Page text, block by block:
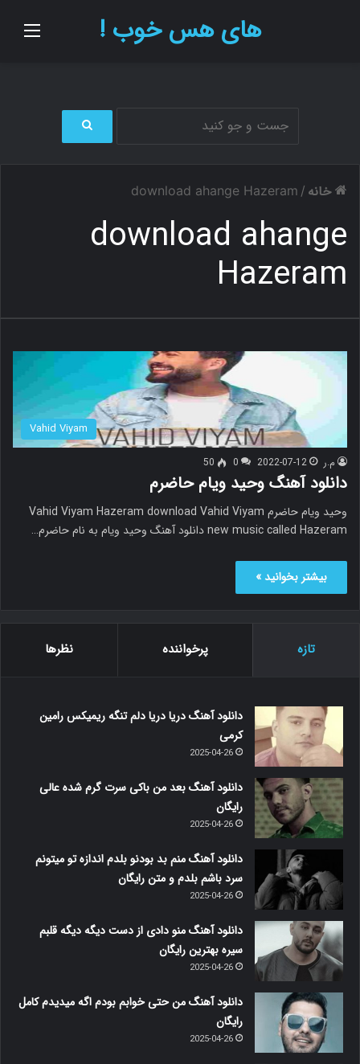
های هس خوب !
ج
خانه /
download ahange Hazeram
download ahange
Hazeram
Vahid Viyam
م.ر 2022-07-12
0
50
دانلود آهنگ وحید ویام حاضرم
وحید ویام حاضرم Vahid Viyam Hazeram download Vahid Viyam
new music called Hazeram دانلود آهنگ وحید ویام به نام حاضرم…
بیشتر بخوانید »
تازه پرخواننده نظرها
دانلود آهنگ دریا دریا دلم تنگه ریمیکس رامین
کرمی
2025-04-26
دانلود آهنگ بعد من باکی سرت گرم شده عالی
رایگان
2025-04-26
دانلود آهنگ منم بد بودنو بلدم اندازه تو میتونم
سرد باشم بلدم و متن رایگان
2025-04-26
دانلود آهنگ منو دادی از دست دیگه دیگه قلبم
سیره بهترین رایگان
2025-04-26
دانلود آهنگ من حتی خوابم بودم اگه میدیدم کامل
رایگان
2025-04-26